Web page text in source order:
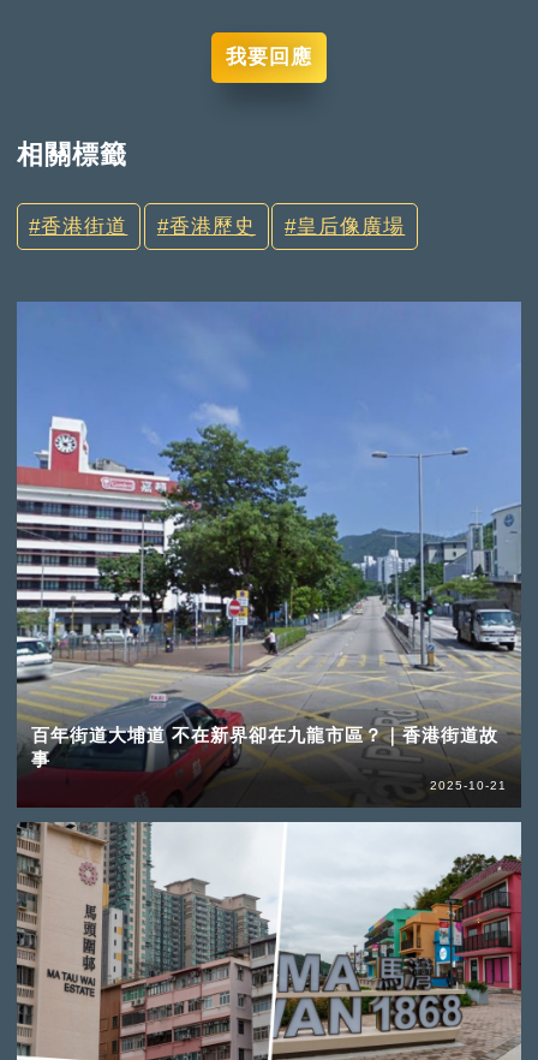
我要回應
相關標籤
香港街道 香港歷史 皇后像廣場
百年街道大埔道 不在新界卻在九龍市區？｜香港街道故
事
2025-10-21